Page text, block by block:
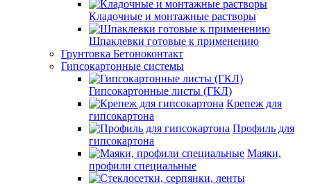
Кладочные и монтажные растворы
Шпаклевки готовые к применению
Грунтовка Бетоноконтакт
Гипсокартонные системы
Гипсокартонные листы (ГКЛ)
Крепеж для
гипсокартона
Профиль для
гипсокартона
Маяки,
профили специальные